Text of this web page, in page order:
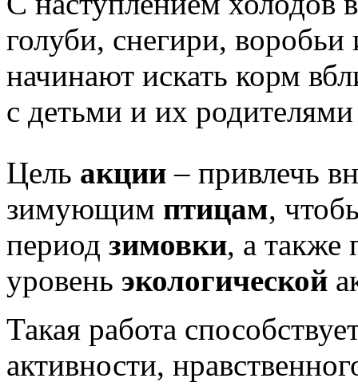
голуби, снегири,
начинают искать корм
с детьми и их
Цель акции – привлечь
зимующим птицам,
период зимовки, а также
уровень экологической
Такая работа
активности,